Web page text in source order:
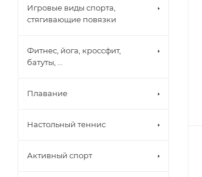
Игровые виды спорта,
стягивающие повязки
Фитнес, йога, кроссфит,
батуты, ...
Плавание
Настольный теннис
Активный спорт